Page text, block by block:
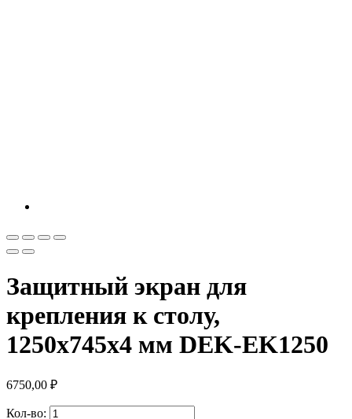
Защитный экран для
крепления к столу,
1250х745х4 мм DEK-EK1250
6750,00 ₽
Кол-во: